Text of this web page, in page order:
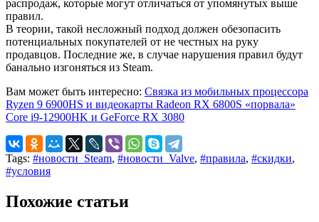
распродаж, которые могут отличаться от упомянутых выше
правил.
В теории, такой несложный подход должен обезопасить
потенциальных покупателей от не честных на руку
продавцов. Последние же, в случае нарушения правил будут
банально изгоняться из Steam.
Вам может быть интересно: Связка из мобильных процессора
Ryzen 9 6900HS и видеокарты Radeon RX 6800S «порвала»
Core i9-12900HK и GeForce RX 3080
Tags: #новости_Steam, #новости_Valve, #правила, #скидки,
#условия
Похожие статьи